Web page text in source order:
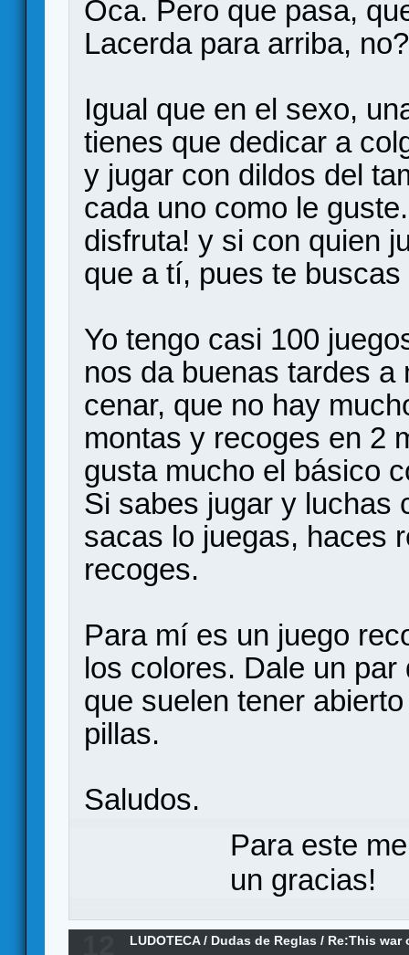
Oca. Pero que pasa,
Lacerda para arriba, no?
Igual que en el sexo,
tienes que dedicar a
y jugar con dildos del
cada uno como le
disfruta! y si con quien
que a tí, pues te
Yo tengo casi 100
nos da buenas tardes
cenar, que no hay
montas y recoges en 2
gusta mucho el básico
Si sabes jugar y luchas
sacas lo juegas, haces
recoges.
Para mí es un juego
los colores. Dale un
que suelen tener
pillas.
Saludos.
Para este
un gracias!
LUDOTECA/ Dudas de Reglas / Re:This war